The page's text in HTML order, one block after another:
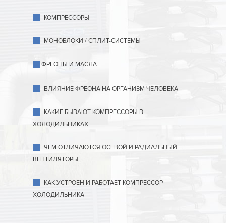
КОМПРЕССОРЫ
МОНОБЛОКИ / СПЛИТ-СИСТЕМЫ
ФРЕОНЫ И МАСЛА
ВЛИЯНИЕ ФРЕОНА НА ОРГАНИЗМ ЧЕЛОВЕКА
КАКИЕ БЫВАЮТ КОМПРЕССОРЫ В
ХОЛОДИЛЬНИКАХ
ЧЕМ ОТЛИЧАЮТСЯ ОСЕВОЙ И РАДИАЛЬНЫЙ
ВЕНТИЛЯТОРЫ
КАК УСТРОЕН И РАБОТАЕТ КОМПРЕССОР
ХОЛОДИЛЬНИКА